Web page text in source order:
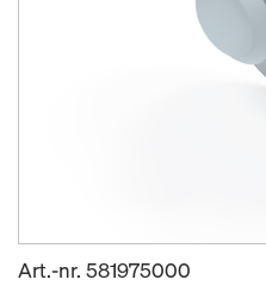
Art.-nr. 581975000